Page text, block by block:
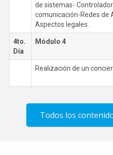
de sistemas-
comunicación-Redes de
Aspectos legales.
4to.
Día
Módulo 4
Realización de un
Todos los